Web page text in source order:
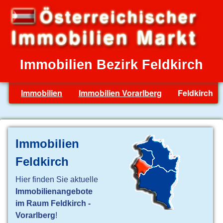
Immobilien Bezirk Feldkirch
Immobilien Immobilien Vorarlberg Feldkirch
Immobilien
Feldkirch
Hier finden Sie aktuelle
Immobilienangebote
im Raum Feldkirch -
Vorarlberg!